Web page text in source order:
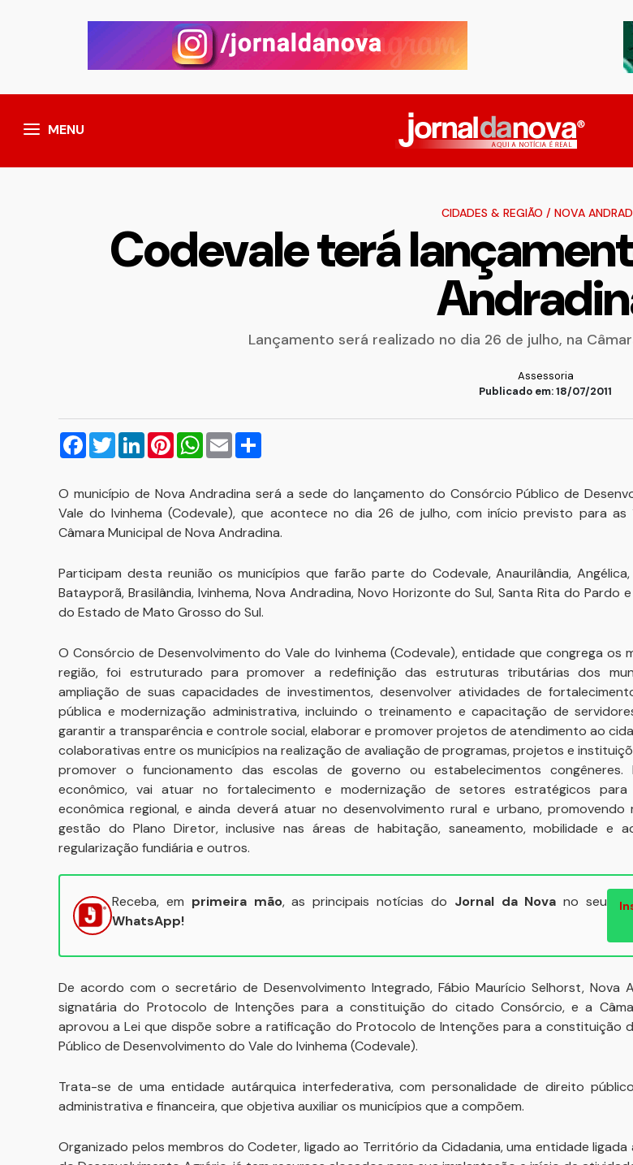
MENU
CIDADES & REGIÃO / NOVA
Codevale terá
Lançamento será realizado no dia 26 de julho, na
Assessoria
Publicado em: 18/07/2011
Facebook
TwitterLinkedInPinterestWhatsApp
Email
O município de Nova Andradina será a sede do lançamento do Consórcio Público de
Vale do Ivinhema (Codevale), que acontece no dia 26 de julho, com início previsto para as
Câmara Municipal de Nova Andradina.
Participam desta reunião os municípios que farão parte do Codevale, Anaurilândia, Angélica,
Batayporã, Brasilândia, Ivinhema, Nova Andradina, Novo Horizonte do Sul, Santa Rita do Pardo
do Estado de Mato Grosso do Sul.
O Consórcio de Desenvolvimento do Vale do Ivinhema (Codevale), entidade que congrega os
região, foi estruturado para promover a redefinição das estruturas tributárias dos
ampliação de suas capacidades de investimentos, desenvolver atividades de
pública e modernização administrativa, incluindo o treinamento e capacitação de
garantir a transparência e controle social, elaborar e promover projetos de atendimento ao
colaborativas entre os municípios na realização de avaliação de programas, projetos e
promover o funcionamento das escolas de governo ou estabelecimentos congêneres.
econômico, vai atuar no fortalecimento e modernização de setores estratégicos
econômica regional, e ainda deverá atuar no desenvolvimento rural e urbano, promovendo
gestão do Plano Diretor, inclusive nas áreas de habitação, saneamento, mobilidade e
regularização fundiária e outros.
Receba, em primeira mão, as principais notícias do Jornal da Nova no seu
WhatsApp!
De acordo com o secretário de Desenvolvimento Integrado, Fábio Maurício Selhorst, Nova
signatária do Protocolo de Intenções para a constituição do citado Consórcio, e a
aprovou a Lei que dispõe sobre a ratificação do Protocolo de Intenções para a constituição
Público de Desenvolvimento do Vale do Ivinhema (Codevale).
Trata-se de uma entidade autárquica interfederativa, com personalidade de direito
administrativa e financeira, que objetiva auxiliar os municípios que a compõem.
Organizado pelos membros do Codeter, ligado ao Território da Cidadania, uma entidade ligada